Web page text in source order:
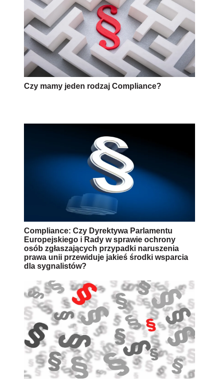
Czy mamy jeden rodzaj Compliance?
Compliance: Czy Dyrektywa Parlamentu
Europejskiego i Rady w sprawie ochrony
osób zgłaszających przypadki naruszenia
prawa unii przewiduje jakieś środki wsparcia
dla sygnalistów?